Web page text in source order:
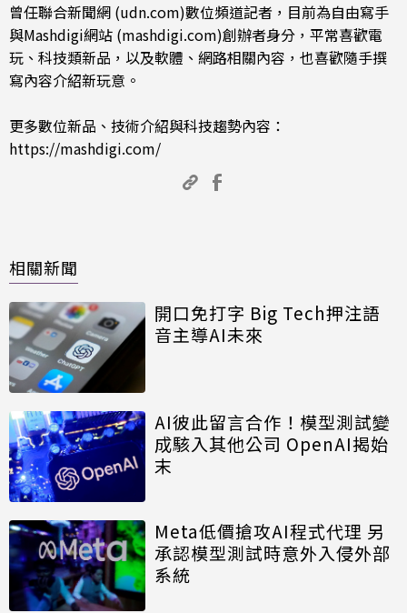
曾任聯合新聞網 (udn.com)數位頻道記者，目前為自由寫手
與Mashdigi網站 (mashdigi.com)創辦者身分，平常喜歡電
玩、科技類新品，以及軟體、網路相關內容，也喜歡隨手撰
寫內容介紹新玩意。
更多數位新品、技術介紹與科技趨勢內容：
https://mashdigi.com/
相關新聞
開口免打字 Big Tech押注語
音主導AI未來
AI彼此留言合作！模型測試變
成駭入其他公司 OpenAI揭始
末
Meta低價搶攻AI程式代理 另
承認模型測試時意外入侵外部
系統